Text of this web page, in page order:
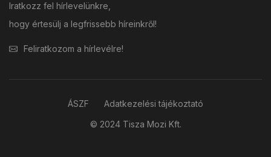
Iratkozz fel hírlevelünkre,
hogy értesülj a legfrissebb híreinkről!
Feliratkozom a hírlevélre!
© 2024 Tisza Mozi Kft.
ÁSZF Adatkezelési tájékoztató